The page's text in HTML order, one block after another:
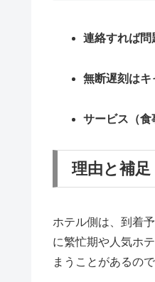
連絡すれば問
無断遅刻はキ
サービス（食
理由と補足
ホテル側は、到着
に繁忙期や人気ホ
まうことがあるので